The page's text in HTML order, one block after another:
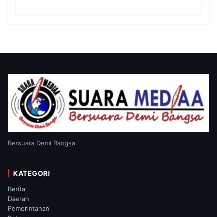
Bersuara Demi Bangsa
KATEGORI
Berita
Daerah
Pemerintahan